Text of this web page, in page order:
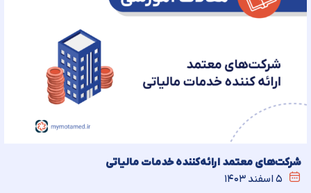
شرکت‌های معتمد ارائه‌کننده خدمات مالیاتی
۵ اسفند ۱۴۰۳